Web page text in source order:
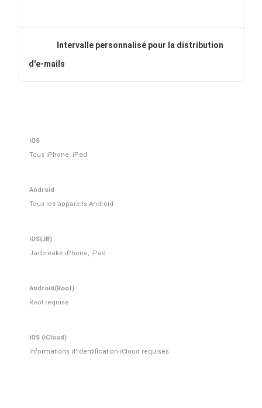
Intervalle personnalisé pour la distribution
d'e-mails
iOS
Tous iPhone, iPad
Android
Tous les appareils Android
iOS(JB)
Jailbreaké iPhone, iPad
Android(Root)
Root requise
iOS (iCloud)
Informations d'identification iCloud requises